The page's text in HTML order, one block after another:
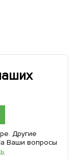
Другие
Ваши вопросы